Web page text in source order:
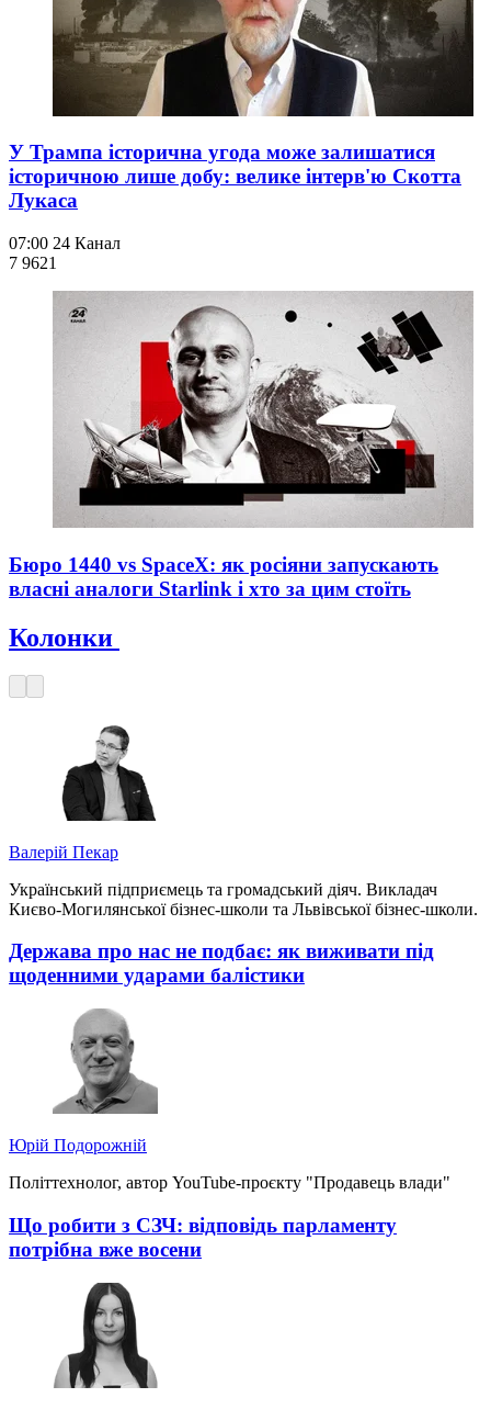
У Трампа історична угода може залишатися
історичною лише добу: велике інтерв'ю Скотта
Лукаса
07:00 24 Канал
7 9621
Бюро 1440 vs SpaceX: як росіяни запускають
власні аналоги Starlink і хто за цим стоїть
Колонки
Валерій Пекар
Український підприємець та громадський діяч. Викладач
Києво-Могилянської бізнес-школи та Львівської бізнес-школи.
Держава про нас не подбає: як виживати під
щоденними ударами балістики
Юрій Подорожній
Політтехнолог, автор YouTube-проєкту "Продавець влади"
Що робити з СЗЧ: відповідь парламенту
потрібна вже восени